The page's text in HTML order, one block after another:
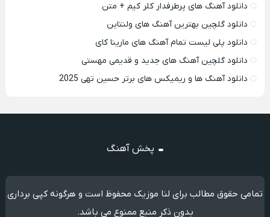
دانلود آهنگ های پرطرفدار کلر کیم + متن
دانلود گلچین بهترین آهنگ های ولنتاین
دانلود پلی لیست تمام آهنگ های مارینا کای
دانلود گلچین آهنگ های جدید و قدیمی مهستی
دانلود آهنگ ها و ریمیکس های برتر حسین تهی 2025
پخش آهنگ
تمامی حقوق مطالب برای لنا موزیک محفوظ است و هرگونه کپی برداری
بدون ذکر منبع ممنوع می باشد.